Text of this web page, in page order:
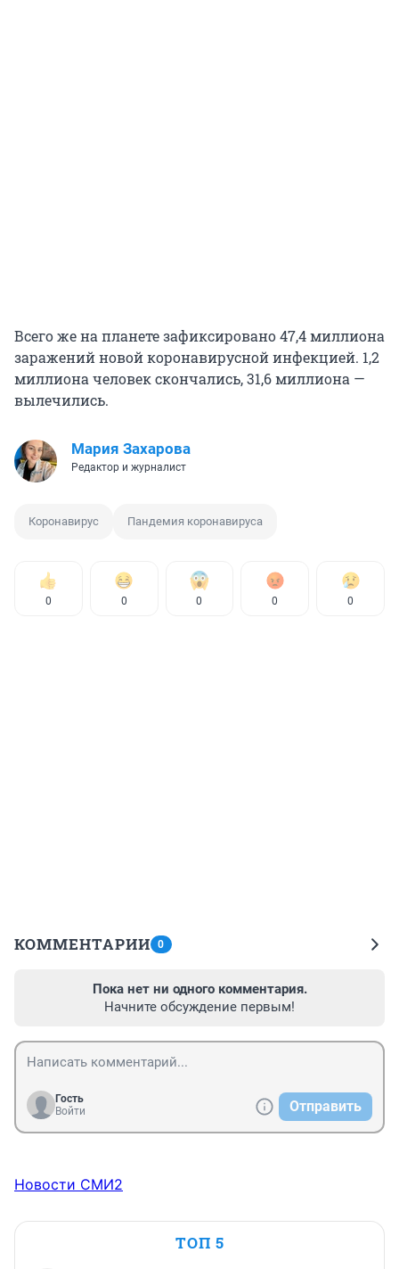
Всего же на планете зафиксировано 47,4 миллиона
заражений новой коронавирусной инфекцией. 1,2
миллиона человек скончались, 31,6 миллиона —
вылечились.
Мария Захарова
Редактор и журналист
Коронавирус Пандемия коронавируса
0 0 0 0 0
КОММЕНТАРИИ 0
Пока нет ни одного комментария.
Начните обсуждение первым!
Гость
Войти
Отправить
Новости СМИ2
ТОП 5